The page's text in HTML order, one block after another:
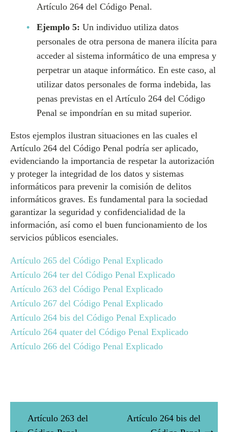
Artículo 264 del Código Penal.
Ejemplo 5: Un individuo utiliza datos
personales de otra persona de manera ilícita para
acceder al sistema informático de una empresa y
perpetrar un ataque informático. En este caso, al
utilizar datos personales de forma indebida, las
penas previstas en el Artículo 264 del Código
Penal se impondrían en su mitad superior.
Estos ejemplos ilustran situaciones en las cuales el
Artículo 264 del Código Penal podría ser aplicado,
evidenciando la importancia de respetar la autorización
y proteger la integridad de los datos y sistemas
informáticos para prevenir la comisión de delitos
informáticos graves. Es fundamental para la sociedad
garantizar la seguridad y confidencialidad de la
información, así como el buen funcionamiento de los
servicios públicos esenciales.
Artículo 265 del Código Penal Explicado
Artículo 264 ter del Código Penal Explicado
Artículo 263 del Código Penal Explicado
Artículo 267 del Código Penal Explicado
Artículo 264 bis del Código Penal Explicado
Artículo 264 quater del Código Penal Explicado
Artículo 266 del Código Penal Explicado
Artículo 263 del
Artículo 264 bis del